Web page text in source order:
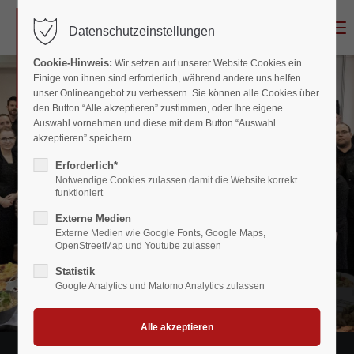
CATERING
Datenschutzeinstellungen
Cookie-Hinweis: Wir setzen auf unserer Website Cookies ein.
Einige von ihnen sind erforderlich, während andere uns helfen
unser Onlineangebot zu verbessern. Sie können alle Cookies über
den Button “Alle akzeptieren” zustimmen, oder Ihre eigene
Auswahl vornehmen und diese mit dem Button “Auswahl
akzeptieren” speichern.
Erforderlich*
Notwendige Cookies zulassen damit die Website korrekt
funktioniert
Externe Medien
Externe Medien wie Google Fonts, Google Maps,
OpenStreetMap und Youtube zulassen
Statistik
Google Analytics und Matomo Analytics zulassen